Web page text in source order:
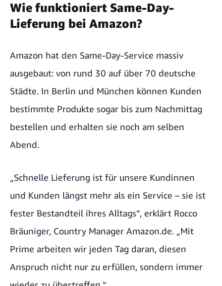
Wie funktioniert Same-Day-
Lieferung bei Amazon?
Amazon hat den Same-Day-Service massiv
ausgebaut: von rund 30 auf über 70 deutsche
Städte. In Berlin und München können Kunden
bestimmte Produkte sogar bis zum Nachmittag
bestellen und erhalten sie noch am selben
Abend.
„Schnelle Lieferung ist für unsere Kundinnen
und Kunden längst mehr als ein Service – sie ist
fester Bestandteil ihres Alltags“, erklärt Rocco
Bräuniger, Country Manager Amazon.de. „Mit
Prime arbeiten wir jeden Tag daran, diesen
Anspruch nicht nur zu erfüllen, sondern immer